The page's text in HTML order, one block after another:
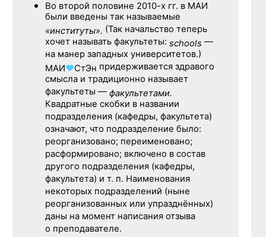
Во второй половине 2010-х гг. в МАИ
были введены так называемые
«институты». (Так начальство теперь
хочет называть факультеты: schools —
на манер западных университетов.)
МАИ♥СтЭн придерживается здравого
смысла и традиционно называет
факультеты — факультетами.
Квадратные скобки в названии
подразделения (кафедры, факультета)
означают, что подразделение было:
реорганизовано; переименовано;
расформировано; включено в состав
другого подразделения (кафедры,
факультета) и т. п. Наименования
некоторых подразделений (ныне
реорганизованных или упразднённых)
даны на момент написания отзыва
о преподавателе.